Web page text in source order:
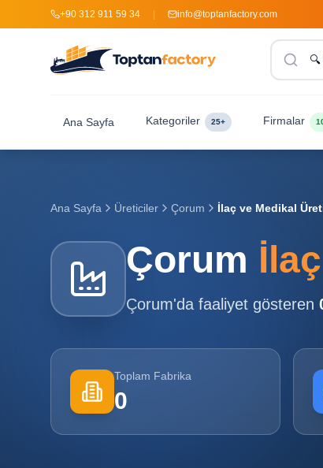
+90 312 911 59 34 info@toptanfactory.com
Ana Sayfa Kategoriler 25+ Firmalar
Ana Sayfa Üreticiler Çorum İlaç ve Medikal
Çorum
Çorum'da faaliyet gösteren
Toplam Fabrika
0